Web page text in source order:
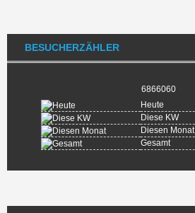
BESUCHERZÄHLER
6866060
Heute
Diese KW
Diesen Monat
Gesamt